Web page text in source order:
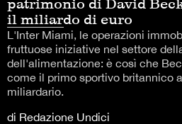
il miliardo di euro
L'Inter Miami, le operazioni
fruttuose iniziative nel settore
dell'alimentazione: è così che
come il primo sportivo britannico
miliardario.
di Redazione Undici